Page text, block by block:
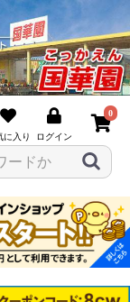
に入り ログイン
0